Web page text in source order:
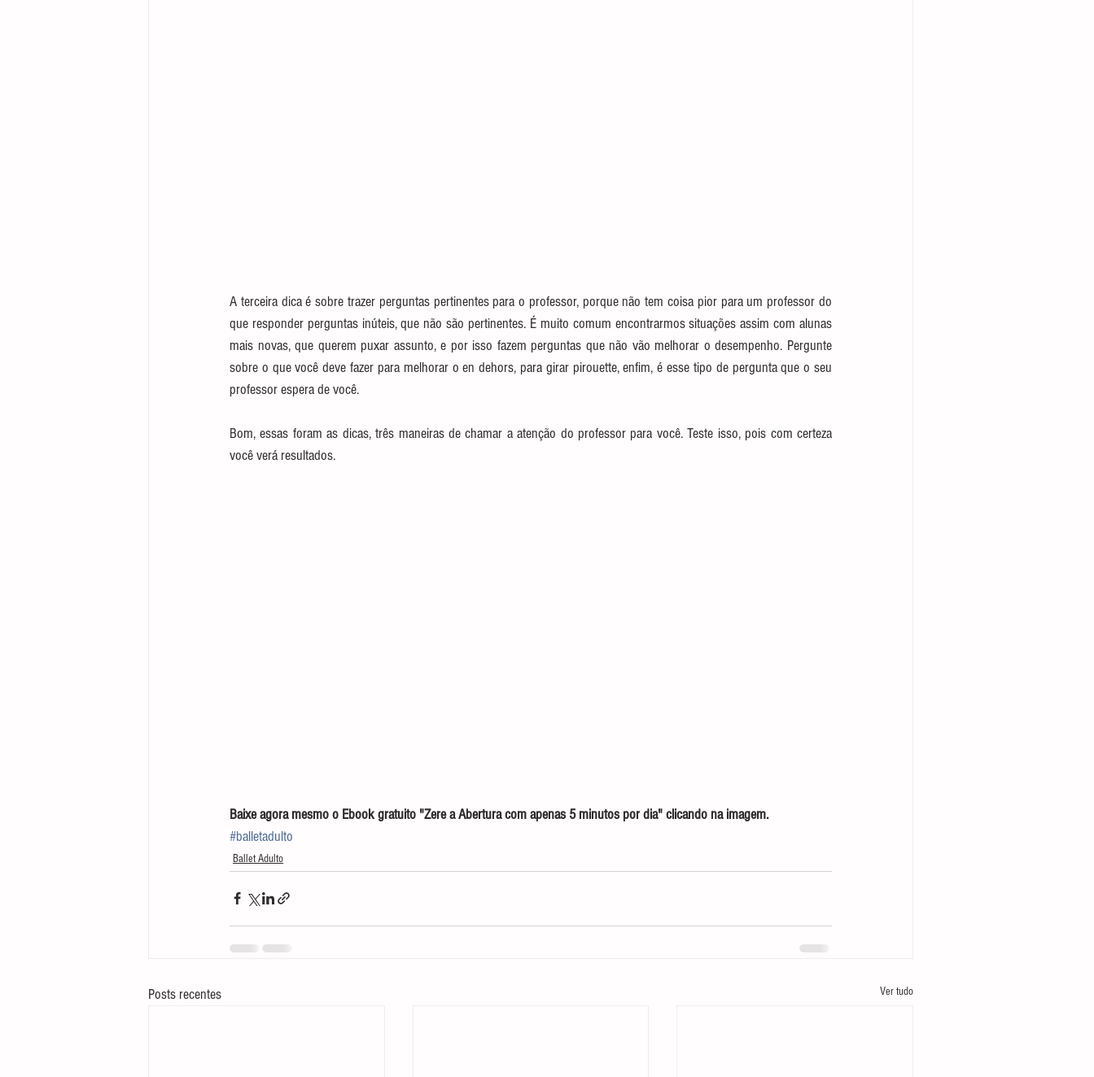
A terceira dica é sobre trazer perguntas pertinentes para o professor, porque não tem coisa pior para um professor do
que responder perguntas inúteis, que não são pertinentes. É muito comum encontrarmos situações assim com alunas
mais novas, que querem puxar assunto, e por isso fazem perguntas que não vão melhorar o desempenho. Pergunte
sobre o que você deve fazer para melhorar o en dehors, para girar pirouette, enfim, é esse tipo de pergunta que o seu
professor espera de você.
Bom, essas foram as dicas, três maneiras de chamar a atenção do professor para você. Teste isso, pois com certeza
você verá resultados.
Baixe agora mesmo o Ebook gratuito "Zere a Abertura com apenas 5 minutos por dia" clicando na imagem.
#balletadulto
Ballet Adulto
Posts recentes Ver tudo